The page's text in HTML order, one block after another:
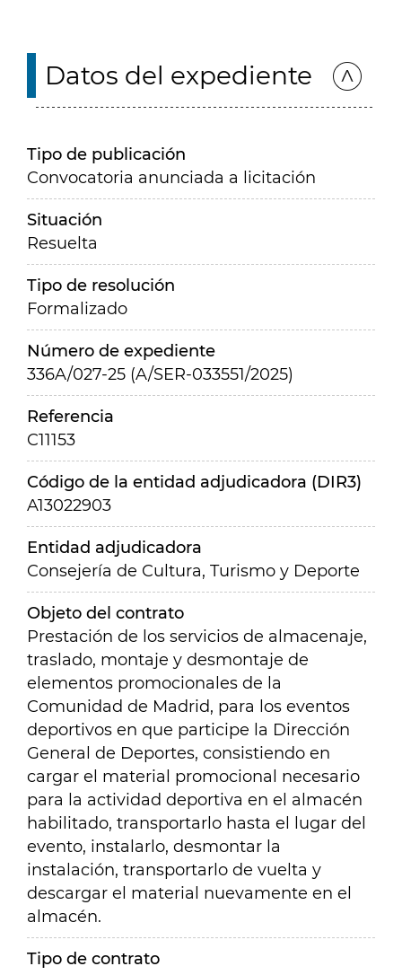
Datos del expediente
Tipo de publicación
Convocatoria anunciada a licitación
Situación
Resuelta
Tipo de resolución
Formalizado
Número de expediente
336A/027-25 (A/SER-033551/2025)
Referencia
C11153
Código de la entidad adjudicadora (DIR3)
A13022903
Entidad adjudicadora
Consejería de Cultura, Turismo y Deporte
Objeto del contrato
Prestación de los servicios de almacenaje,
traslado, montaje y desmontaje de
elementos promocionales de la
Comunidad de Madrid, para los eventos
deportivos en que participe la Dirección
General de Deportes, consistiendo en
cargar el material promocional necesario
para la actividad deportiva en el almacén
habilitado, transportarlo hasta el lugar del
evento, instalarlo, desmontar la
instalación, transportarlo de vuelta y
descargar el material nuevamente en el
almacén.
Tipo de contrato